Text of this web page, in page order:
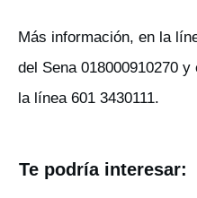
Más información, en la
del Sena 018000910270
la línea 601 3430111.
Te podría interesar: